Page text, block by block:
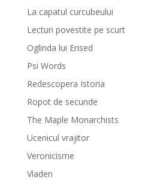
La capatul curcubeului
Lecturi povestite pe scurt
Oglinda lui Erised
Psi Words
Redescopera Istoria
Ropot de secunde
The Maple Monarchists
Ucenicul vrajitor
Veronicisme
Vladen